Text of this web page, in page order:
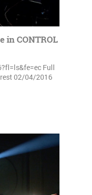
in CONTROL
Full
02/04/2016